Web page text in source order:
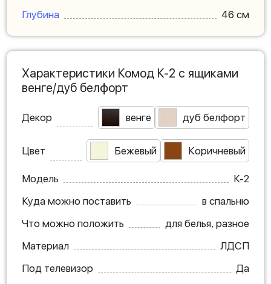
Глубина
46 см
Характеристики Комод К-2 с ящиками
венге/дуб белфорт
Декор венге дуб белфорт
Цвет Бежевый Коричневый
Модель
К-2
Куда можно поставить
в спальню
Что можно положить
для белья, разное
Материал
ЛДСП
Под телевизор
Да